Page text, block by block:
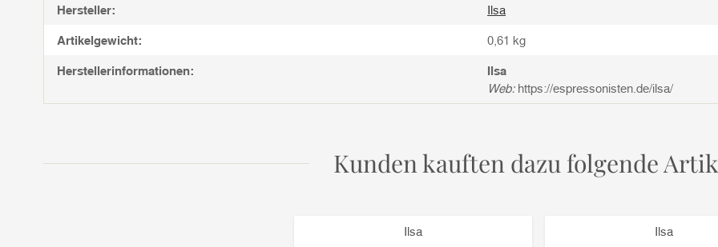
Hersteller: Ilsa
Artikelgewicht: 0,61 kg
Herstellerinformationen:
Ilsa
Web:https://espressonisten.de/ilsa/
Kunden kauften dazu folgende
Ilsa Ilsa